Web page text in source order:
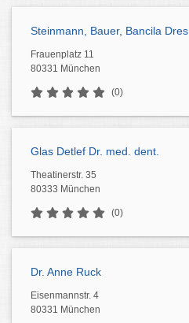
Steinmann, Bauer, Bancila Dres.
Frauenplatz 11
80331 München
(0)
Glas Detlef Dr. med. dent.
Theatinerstr. 35
80333 München
(0)
Dr. Anne Ruck
Eisenmannstr. 4
80331 München